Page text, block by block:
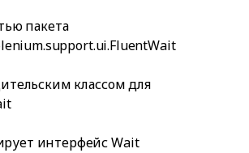
пакета
классом для
интерфейс Wait